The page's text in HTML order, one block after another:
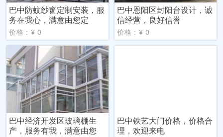
巴中防蚊纱窗定制安装，服
务在我心，满意由您定
价格：¥ 0
巴中恩阳区封阳台设计，诚
信经营，良好信誉
价格：¥ 0
巴中经济开发区玻璃棚生
产，服务有我，满意由您
巴中铁艺大门价格，价格合
理，欢迎来电